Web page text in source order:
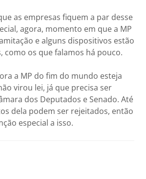
as empresas fiquem a par desse
agora, momento em que a MP
e alguns dispositivos estão
como os que falamos há pouco.
a MP do fim do mundo esteja
virou lei, já que precisa ser
dos Deputados e Senado. Até
dela podem ser rejeitados, então
especial a isso.